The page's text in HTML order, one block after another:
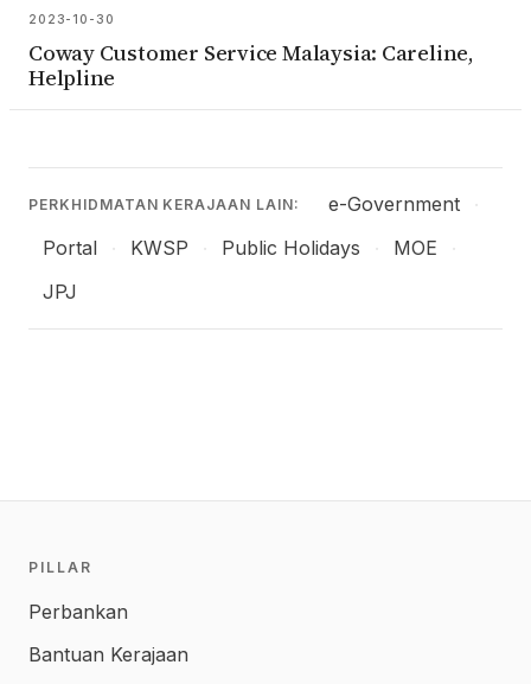
Coway Customer Service Malaysia: Careline,
Helpline
2023-10-30
PERKHIDMATAN KERAJAAN LAIN: e-Government
Portal
KWSP Public Holidays MOE
JPJ
PILLAR
Perbankan
Bantuan Kerajaan